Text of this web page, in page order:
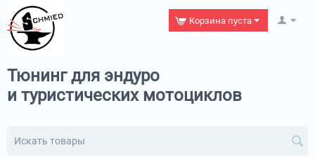
Корзина пуста
Тюнинг для эндуро
и туристических мотоциклов